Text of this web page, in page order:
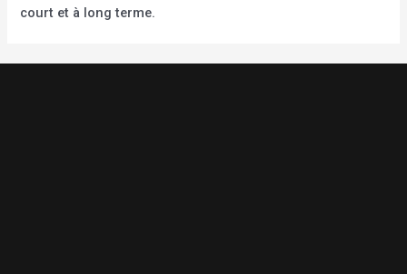
court et à long terme.